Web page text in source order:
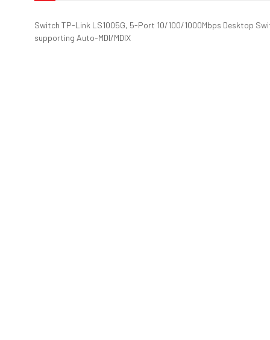
Switch TP-Link LS1005G, 5-Port 10/100/1000Mbps Desktop
supporting Auto-MDI/MDIX